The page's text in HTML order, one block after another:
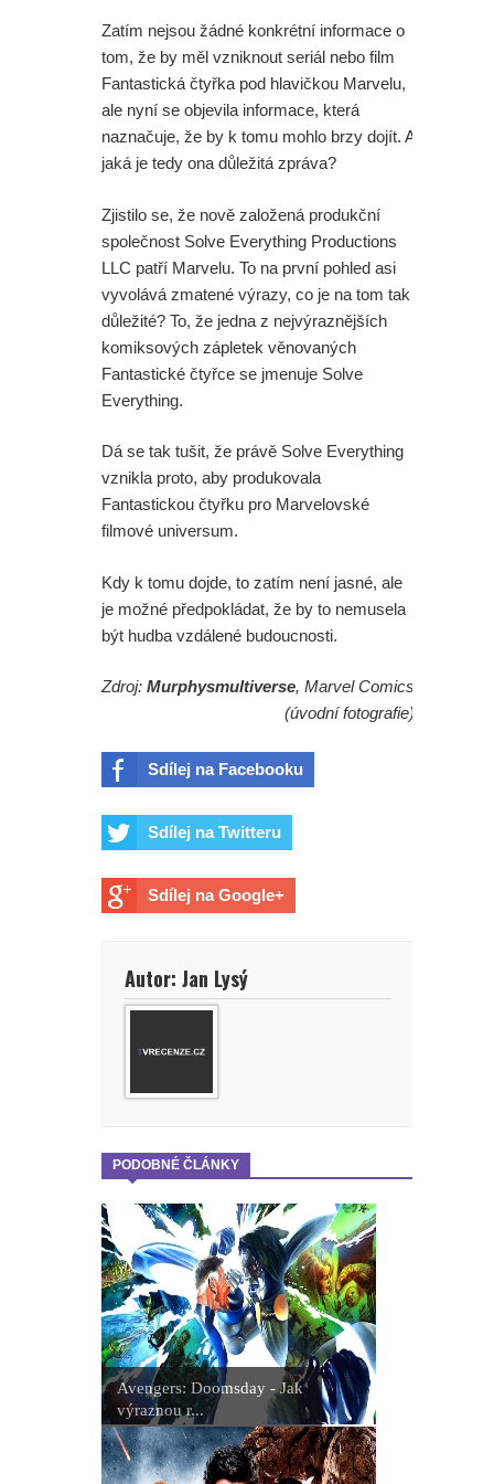
Zatím nejsou žádné konkrétní informace o
tom, že by měl vzniknout seriál nebo film
Fantastická čtyřka pod hlavičkou Marvelu,
ale nyní se objevila informace, která
naznačuje, že by k tomu mohlo brzy dojít. A
jaká je tedy ona důležitá zpráva?
Zjistilo se, že nově založená produkční
společnost Solve Everything Productions
LLC patří Marvelu. To na první pohled asi
vyvolává zmatené výrazy, co je na tom tak
důležité? To, že jedna z nejvýraznějších
komiksových zápletek věnovaných
Fantastické čtyřce se jmenuje Solve
Everything.
Dá se tak tušit, že právě Solve Everything
vznikla proto, aby produkovala
Fantastickou čtyřku pro Marvelovské
filmové universum.
Kdy k tomu dojde, to zatím není jasné, ale
je možné předpokládat, že by to nemusela
být hudba vzdálené budoucnosti.
Zdroj: Murphysmultiverse, Marvel Comics
(úvodní fotografie)
Sdílej na Facebooku
Sdílej na Twitteru
Sdílej na Google+
Autor: Jan Lysý
PODOBNÉ ČLÁNKY
Avengers: Doomsday - Jak
výraznou r...